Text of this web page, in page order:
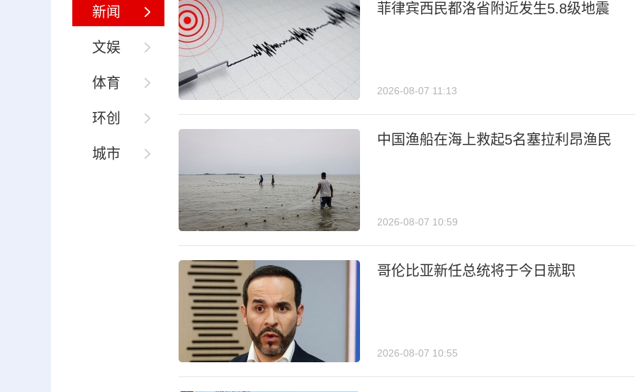
新闻
文娱
体育
环创
城市
菲律宾西民都洛省附近发生5.8级地震
2026-08-07 11:13
中国渔船在海上救起5名塞拉利昂渔民
2026-08-07 10:59
哥伦比亚新任总统将于今日就职
2026-08-07 10:55